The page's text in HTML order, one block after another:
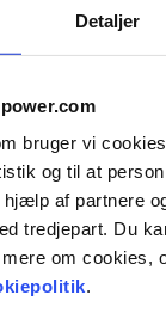
Detaljer
bruger vi
og til at
af partnere
tredjepart. Du
om cookies,
.